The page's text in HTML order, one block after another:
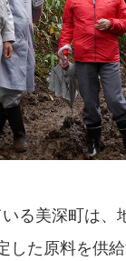
る美深町は
した原料を供